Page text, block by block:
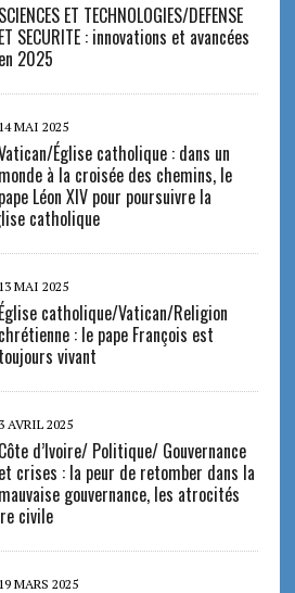
SCIENCES ET TECHNOLOGIES/DEFENSE
ET SECURITE : innovations et avancées
en 2025
14 MAI 2025
Église catholique : dans un
monde à la croisée des chemins, le
pape Léon XIV pour poursuivre la
catholique
13 MAI 2025
Église catholique/Vatican/Religion
chrétienne : le pape François est
toujours vivant
3 AVRIL 2025
Côte d’Ivoire/ Politique/ Gouvernance
et crises : la peur de retomber dans la
mauvaise gouvernance, les atrocités
civile
19 MARS 2025